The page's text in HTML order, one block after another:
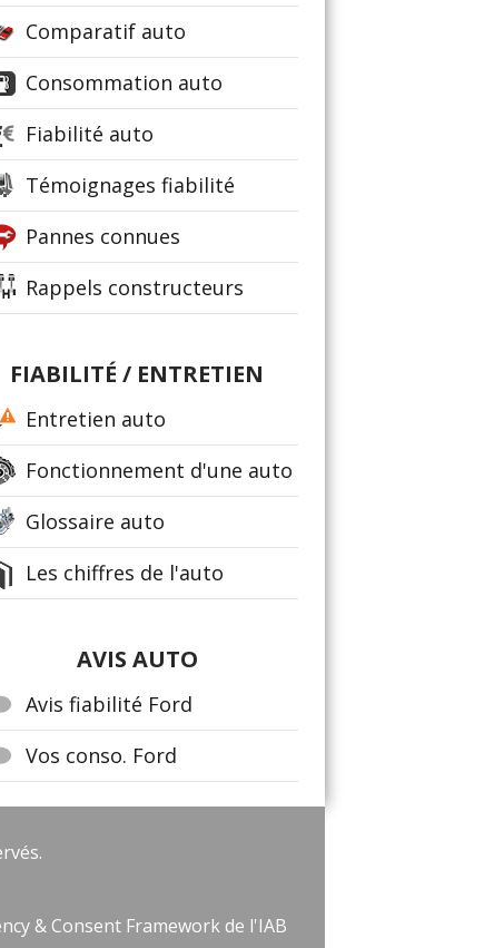
Comparatif auto
Consommation auto
Fiabilité auto
Témoignages fiabilité
Pannes connues
Rappels constructeurs
FIABILITÉ / ENTRETIEN
Entretien auto
Fonctionnement d'une auto
Glossaire auto
Les chiffres de l'auto
AVIS AUTO
Avis fiabilité Ford
Vos conso. Ford
& Consent Framework de l'IAB